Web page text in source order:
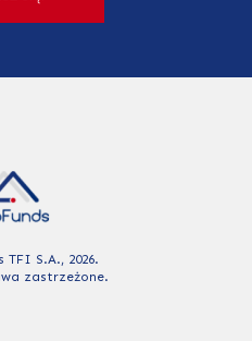
S.A., 2026.
zastrzeżone.